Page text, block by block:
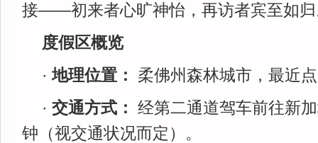
接——初来者心旷神怡，再访者宾至如
度假区概览
·地理位置：
柔佛州森林城市，最近
· 交通方式： 经第二通道驾车前往新
钟（视交通状况而定）。